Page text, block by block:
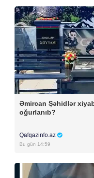
Əmircan Şəhidlər
oğurlanıb?
Qafqazinfo.az
Bu gün 14:59